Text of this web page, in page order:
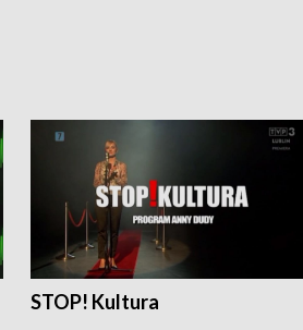
STOP! Kultura